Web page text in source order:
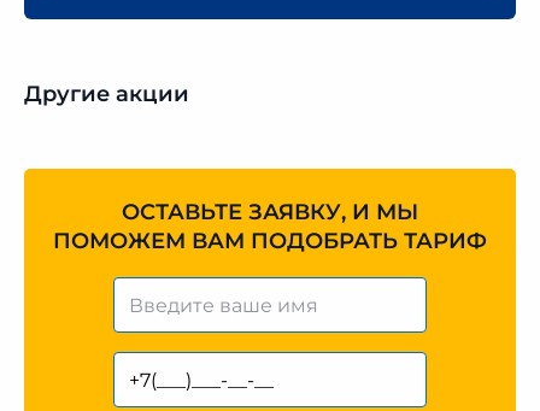
Другие акции
ОСТАВЬТЕ ЗАЯВКУ, И МЫ
ПОМОЖЕМ ВАМ ПОДОБРАТЬ ТАРИФ